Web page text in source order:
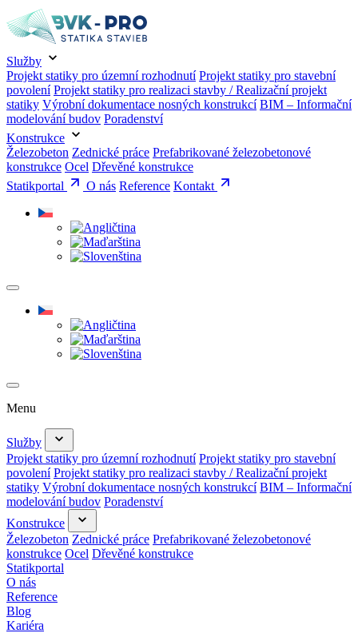
Služby
Projekt statiky pro územní rozhodnutí Projekt statiky pro stavební
povolení Projekt statiky pro realizaci stavby / Realizační projekt
statiky Výrobní dokumentace nosných konstrukcí BIM – Informační
modelování budov Poradenství
Konstrukce
Železobeton Zednické práce Prefabrikované železobetonové
konstrukce Ocel Dřevěné konstrukce
Statikportal
O nás Reference Kontakt
Menu
Služby
Projekt statiky pro územní rozhodnutí Projekt statiky pro stavební
povolení Projekt statiky pro realizaci stavby / Realizační projekt
statiky Výrobní dokumentace nosných konstrukcí BIM – Informační
modelování budov Poradenství
Konstrukce
Železobeton Zednické práce Prefabrikované železobetonové
konstrukce Ocel Dřevěné konstrukce
Statikportal
O nás
Reference
Blog
Kariéra